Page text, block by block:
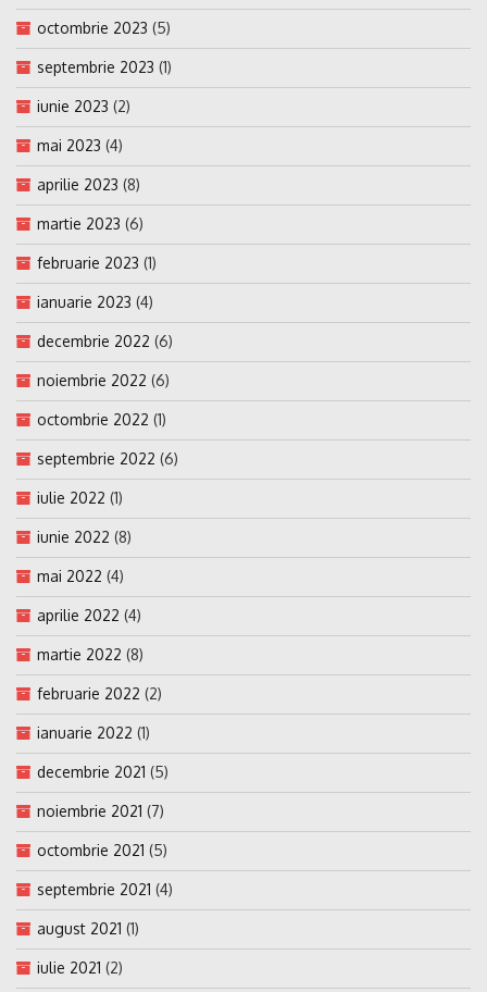
octombrie 2023 (5)
septembrie 2023 (1)
iunie 2023 (2)
mai 2023 (4)
aprilie 2023 (8)
martie 2023 (6)
februarie 2023 (1)
ianuarie 2023 (4)
decembrie 2022 (6)
noiembrie 2022 (6)
octombrie 2022 (1)
septembrie 2022 (6)
iulie 2022 (1)
iunie 2022 (8)
mai 2022 (4)
aprilie 2022 (4)
martie 2022 (8)
februarie 2022 (2)
ianuarie 2022 (1)
decembrie 2021 (5)
noiembrie 2021 (7)
octombrie 2021 (5)
septembrie 2021 (4)
august 2021 (1)
iulie 2021 (2)